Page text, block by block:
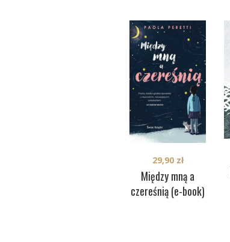
Między mną a
czereśnią (e-book)
29,90 zł